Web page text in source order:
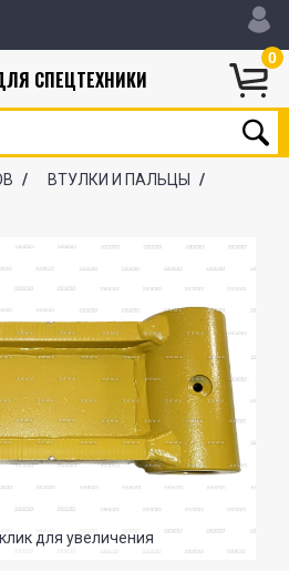
0
СПЕЦТЕХНИКИ
/ ВТУЛКИ И ПАЛЬЦЫ
/
для увеличения